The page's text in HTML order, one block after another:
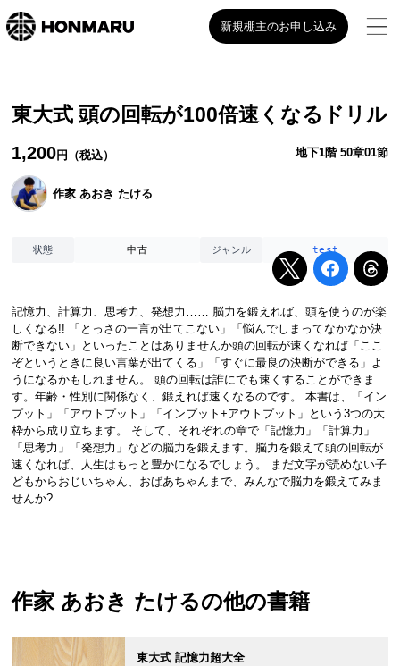
新規棚主のお申し込み
東大式 頭の回転が100倍速くなるドリル
1,200円（税込） 地下1階 50章01節
作家 あおき たける
状態 中古 ジャンル test
記憶力、計算力、思考力、発想力…… 脳力を鍛えれば、頭を使うのが楽
しくなる!! 「とっさの一言が出てこない」「悩んでしまってなかなか決
断できない」といったことはありませんか頭の回転が速くなれば「ここ
ぞというときに良い言葉が出てくる」「すぐに最良の決断ができる」よ
うになるかもしれません。 頭の回転は誰にでも速くすることができま
す。年齢・性別に関係なく、鍛えれば速くなるのです。 本書は、「イン
プット」「アウトプット」「インプット+アウトプット」という3つの大
枠から成り立ちます。 そして、それぞれの章で「記憶力」「計算力」
「思考力」「発想力」などの脳力を鍛えます。脳力を鍛えて頭の回転が
速くなれば、人生はもっと豊かになるでしょう。 まだ文字が読めない子
どもからおじいちゃん、おばあちゃんまで、みんなで脳力を鍛えてみま
せんか?
作家 あおき たけるの他の書籍
東大式 記憶力超大全